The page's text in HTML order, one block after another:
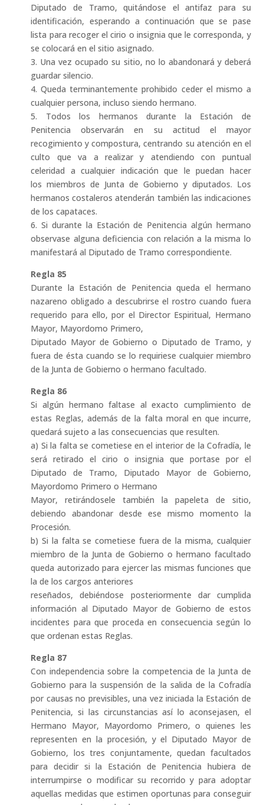
Diputado de Tramo, quitándose el antifaz para su
identificación, esperando a continuación que se pase
lista para recoger el cirio o insignia que le corresponda, y
se colocará en el sitio asignado.
3. Una vez ocupado su sitio, no lo abandonará y deberá
guardar silencio.
4. Queda terminantemente prohibido ceder el mismo a
cualquier persona, incluso siendo hermano.
5. Todos los hermanos durante la Estación de
Penitencia observarán en su actitud el mayor
recogimiento y compostura, centrando su atención en el
culto que va a realizar y atendiendo con puntual
celeridad a cualquier indicación que le puedan hacer
los miembros de Junta de Gobierno y diputados. Los
hermanos costaleros atenderán también las indicaciones
de los capataces.
6. Si durante la Estación de Penitencia algún hermano
observase alguna deficiencia con relación a la misma lo
manifestará al Diputado de Tramo correspondiente.
Regla 85
Durante la Estación de Penitencia queda el hermano
nazareno obligado a descubrirse el rostro cuando fuera
requerido para ello, por el Director Espiritual, Hermano
Mayor, Mayordomo Primero,
Diputado Mayor de Gobierno o Diputado de Tramo, y
fuera de ésta cuando se lo requiriese cualquier miembro
de la Junta de Gobierno o hermano facultado.
Regla 86
Si algún hermano faltase al exacto cumplimiento de
estas Reglas, además de la falta moral en que incurre,
quedará sujeto a las consecuencias que resulten.
a) Si la falta se cometiese en el interior de la Cofradía, le
será retirado el cirio o insignia que portase por el
Diputado de Tramo, Diputado Mayor de Gobierno,
Mayordomo Primero o Hermano
Mayor, retirándosele también la papeleta de sitio,
debiendo abandonar desde ese mismo momento la
Procesión.
b) Si la falta se cometiese fuera de la misma, cualquier
miembro de la Junta de Gobierno o hermano facultado
queda autorizado para ejercer las mismas funciones que
la de los cargos anteriores
reseñados, debiéndose posteriormente dar cumplida
información al Diputado Mayor de Gobierno de estos
incidentes para que proceda en consecuencia según lo
que ordenan estas Reglas.
Regla 87
Con independencia sobre la competencia de la Junta de
Gobierno para la suspensión de la salida de la Cofradía
por causas no previsibles, una vez iniciada la Estación de
Penitencia, si las circunstancias así lo aconsejasen, el
Hermano Mayor, Mayordomo Primero, o quienes les
representen en la procesión, y el Diputado Mayor de
Gobierno, los tres conjuntamente, quedan facultados
para decidir si la Estación de Penitencia hubiera de
interrumpirse o modificar su recorrido y para adoptar
aquellas medidas que estimen oportunas para conseguir